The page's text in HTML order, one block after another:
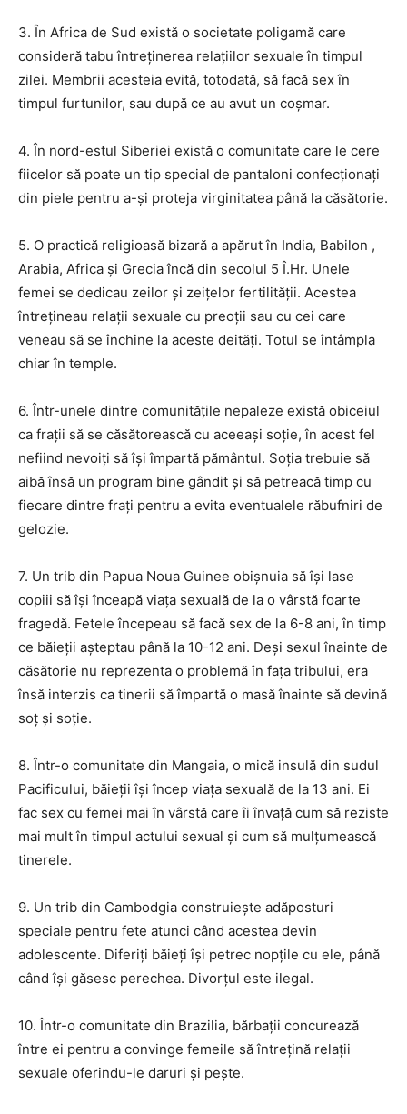
3. În Africa de Sud există o societate poligamă care
consideră tabu întreţinerea relaţiilor sexuale în timpul
zilei. Membrii acesteia evită, totodată, să facă sex în
timpul furtunilor, sau după ce au avut un coşmar.
4. În nord-estul Siberiei există o comunitate care le cere
fiicelor să poate un tip special de pantaloni confecţionaţi
din piele pentru a-şi proteja virginitatea până la căsătorie.
5. O practică religioasă bizară a apărut în India, Babilon ,
Arabia, Africa şi Grecia încă din secolul 5 Î.Hr. Unele
femei se dedicau zeilor şi zeiţelor fertilităţii. Acestea
întreţineau relaţii sexuale cu preoţii sau cu cei care
veneau să se închine la aceste deităţi. Totul se întâmpla
chiar în temple.
6. Într-unele dintre comunităţile nepaleze există obiceiul
ca fraţii să se căsătorească cu aceeaşi soţie, în acest fel
nefiind nevoiţi să îşi împartă pământul. Soţia trebuie să
aibă însă un program bine gândit şi să petreacă timp cu
fiecare dintre fraţi pentru a evita eventualele răbufniri de
gelozie.
7. Un trib din Papua Noua Guinee obişnuia să îşi lase
copiii să îşi înceapă viaţa sexuală de la o vârstă foarte
fragedă. Fetele începeau să facă sex de la 6-8 ani, în timp
ce băieţii aşteptau până la 10-12 ani. Deşi sexul înainte de
căsătorie nu reprezenta o problemă în faţa tribului, era
însă interzis ca tinerii să împartă o masă înainte să devină
soţ şi soţie.
8. Într-o comunitate din Mangaia, o mică insulă din sudul
Pacificului, băieţii îşi încep viaţa sexuală de la 13 ani. Ei
fac sex cu femei mai în vârstă care îi învaţă cum să reziste
mai mult în timpul actului sexual şi cum să mulţumească
tinerele.
9. Un trib din Cambodgia construieşte adăposturi
speciale pentru fete atunci când acestea devin
adolescente. Diferiţi băieţi îşi petrec nopţile cu ele, până
când îşi găsesc perechea. Divorţul este ilegal.
10. Într-o comunitate din Brazilia, bărbaţii concurează
între ei pentru a convinge femeile să întreţină relaţii
sexuale oferindu-le daruri şi peşte.